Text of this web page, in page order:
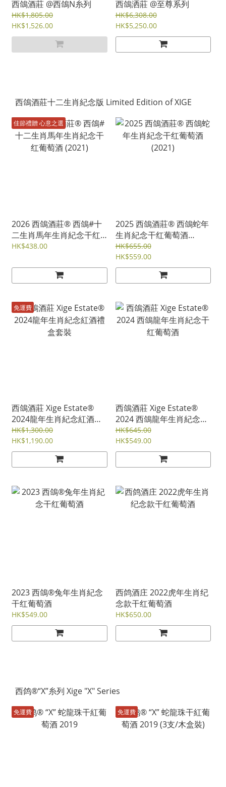
西鴿酒莊 @西鴿N糸列
HK$1,805.00
HK$1,526.00
西鴿洒莊 @至尊系列
HK$6,308.00
HK$5,250.00
西鴿酒莊十二生肖紀念版 Limited Edition of XIGE
佳節禮贈 心意之選
2026 西鴿酒莊® 西鴿#十
二生肖馬年生肖紀念干红
葡萄酒 (2021)
HK$438.00
2025 西鴿酒莊® 西鴿蛇年
生肖紀念干红葡萄酒
(2021)
HK$655.00
HK$559.00
免運費
西鴿酒莊 Xige Estate®
2024龍年生肖紀念紅酒禮
盒套裝
HK$1,300.00
HK$1,190.00
西鴿酒莊 Xige Estate®
2024 西鴿龍年生肖紀念干
红葡萄酒
HK$645.00
HK$549.00
2023 西鴿®兔年生肖紀念
干红葡萄酒
HK$549.00
西鸽酒庄 2022虎年生肖纪
念款干红葡萄酒
HK$650.00
⻄鸽®“X”糸列 Xige "X" Series
免運費 免運費